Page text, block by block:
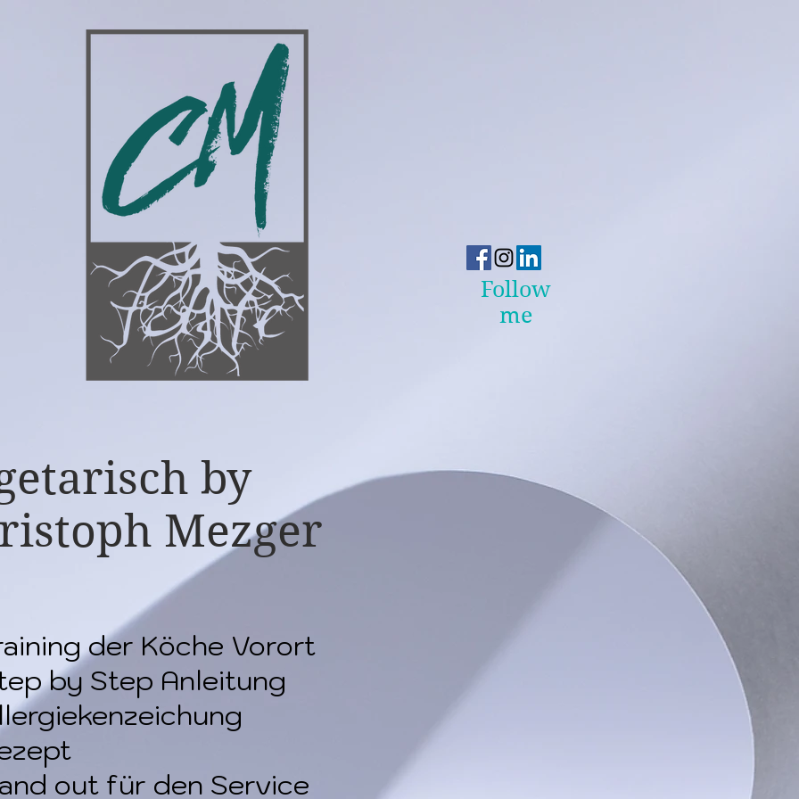
Follow
me
by
Mezger
der Köche Vorort
by Step Anleitung
out für den Service